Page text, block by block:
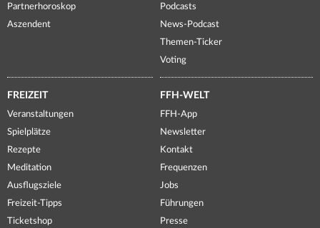
Partnerhoroskop
Aszendent
Podcasts
News-Podcast
Themen-Ticker
Voting
FREIZEIT
Veranstaltungen
Spielplätze
Rezepte
Meditation
Ausflugsziele
Freizeit-Tipps
Ticketshop
FFH-WELT
FFH-App
Newsletter
Kontakt
Frequenzen
Jobs
Führungen
Presse